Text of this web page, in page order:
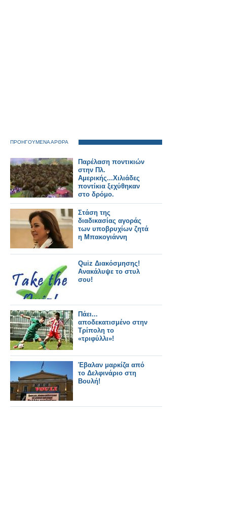
ΠΡΟΗΓΟΥΜΕΝΑ ΑΡΘΡΑ
Παρέλαση ποντικιών
στην Πλ.
Αμερικής...Χιλιάδες
ποντίκια ξεχύθηκαν
στο δρόμο.
Στάση της
διαδικασίας αγοράς
των υποβρυχίων ζητά
η Μπακογιάννη
Quiz Διακόσμησης!
Ανακάλυψε το στυλ
σου!
Πάει...
αποδεκατισμένο στην
Τρίπολη το
«τριφύλλι»!
Έβαλαν μαρκίζα από
το Δελφινάριο στη
Βουλή!